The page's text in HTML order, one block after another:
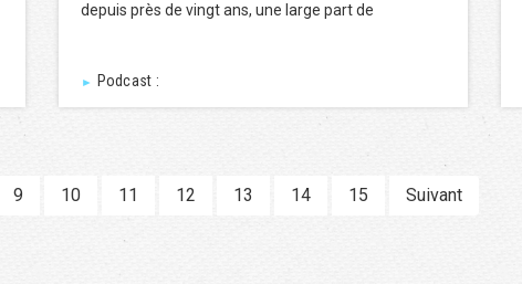
depuis près de vingt ans, une large part de
► Podcast :
9 10 11 12 13 14 15 Suivant